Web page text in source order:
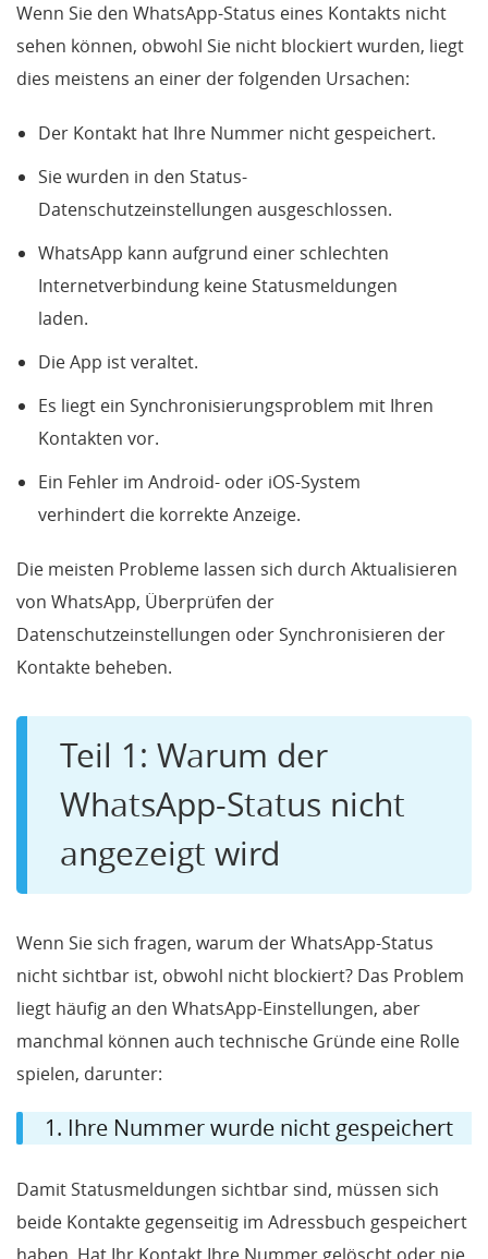
Wenn Sie den WhatsApp-Status eines Kontakts nicht
sehen können, obwohl Sie nicht blockiert wurden, liegt
dies meistens an einer der folgenden Ursachen:
Der Kontakt hat Ihre Nummer nicht gespeichert.
Sie wurden in den Status-
Datenschutzeinstellungen ausgeschlossen.
WhatsApp kann aufgrund einer schlechten
Internetverbindung keine Statusmeldungen
laden.
Die App ist veraltet.
Es liegt ein Synchronisierungsproblem mit Ihren
Kontakten vor.
Ein Fehler im Android- oder iOS-System
verhindert die korrekte Anzeige.
Die meisten Probleme lassen sich durch Aktualisieren
von WhatsApp, Überprüfen der
Datenschutzeinstellungen oder Synchronisieren der
Kontakte beheben.
Teil 1: Warum der
WhatsApp-Status nicht
angezeigt wird
Wenn Sie sich fragen, warum der WhatsApp-Status
nicht sichtbar ist, obwohl nicht blockiert? Das Problem
liegt häufig an den WhatsApp-Einstellungen, aber
manchmal können auch technische Gründe eine Rolle
spielen, darunter:
1. Ihre Nummer wurde nicht gespeichert
Damit Statusmeldungen sichtbar sind, müssen sich
beide Kontakte gegenseitig im Adressbuch gespeichert